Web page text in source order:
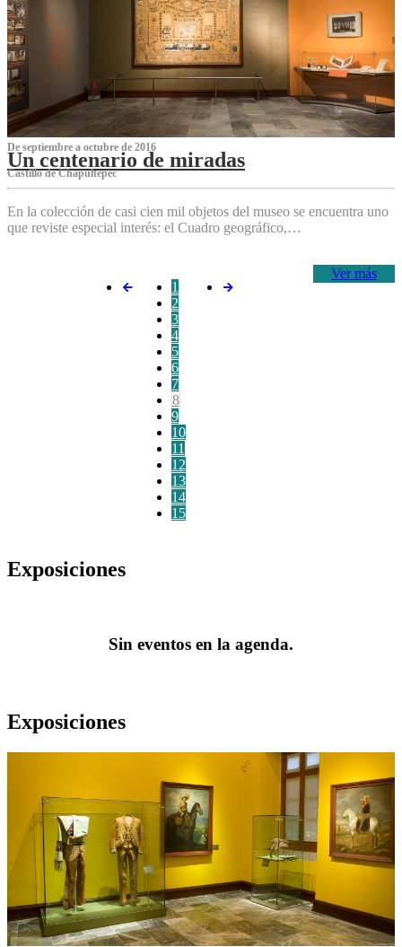
De septiembre a octubre de 2016
Un centenario de miradas
Castillo de Chapultepec
En la colección de casi cien mil objetos del museo se encuentra uno
que reviste especial interés: el Cuadro geográfico,…
Ver más
1
2
3
4
5
6
7
8
9
10
11
12
13
14
15
Exposiciones
Sin eventos en la agenda.
Exposiciones